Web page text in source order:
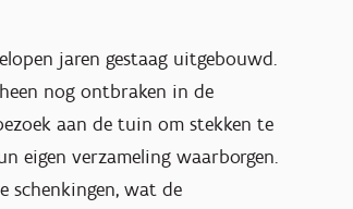
jaren gestaag uitgebouwd.
nog ontbraken in de
aan de tuin om stekken te
eigen verzameling waarborgen.
schenkingen, wat de